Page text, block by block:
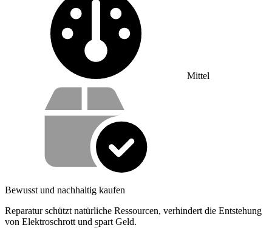
Mittel
Wertversprechen
Bewusst und nachhaltig kaufen
Reparatur schützt natürliche Ressourcen, verhindert die Entstehung
von Elektroschrott und spart Geld.